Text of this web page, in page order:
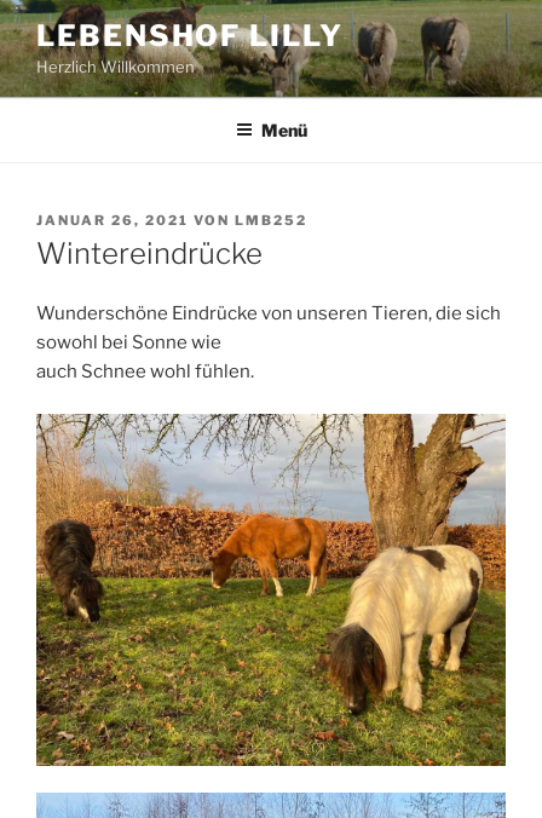
Zum
Inhalt
springen
LEBENSHOF LILLY
Herzlich Willkommen
Menü
VERÖFFENTLICHT
AM
JANUAR 26, 2021 VON LMB252
Wintereindrücke
Wunderschöne Eindrücke von unseren Tieren, die sich
sowohl bei Sonne wie
auch Schnee wohl fühlen.